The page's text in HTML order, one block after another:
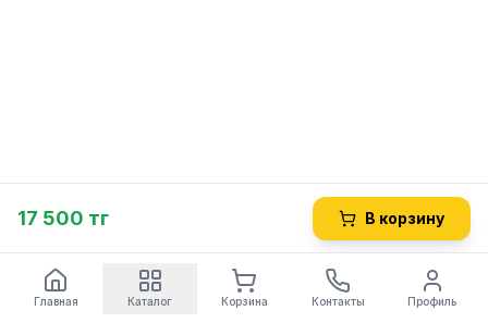
17 500 тг В корзину
Главная Каталог Корзина Контакты Профиль